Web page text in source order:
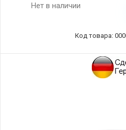
Нет в наличии
Код товара: